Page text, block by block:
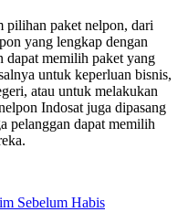
pilihan paket nelpon, dari
yang lengkap dengan
dapat memilih paket yang
untuk keperluan bisnis,
atau untuk melakukan
Indosat juga dipasang
pelanggan dapat memilih
Sebelum Habis